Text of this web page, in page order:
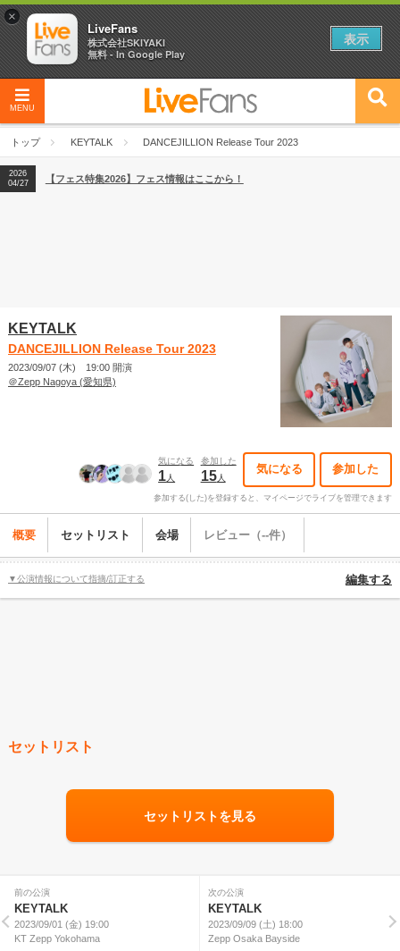
MENU
トップ KEYTALK DANCEJILLION Release Tour 2023
2026
04/27
2026
【ライブ動員ランキング】2026年上半期編発表！
2026
04/27
【フェス特集2026】フェス情報はここから！
KEYTALK
DANCEJILLION Release Tour 2023
2023/09/07 (木) 19:00 開演
＠Zepp Nagoya (愛知県)
気になる
1人
参加した
15人
気になる 参加した
参加する(した)を登録すると、マイページでライブを管理できます
概要 セットリスト 会場 レビュー（--件）
▼公演情報について指摘/訂正する 編集する
セットリスト
セットリストを見る
前の公演
KEYTALK
2023/09/01 (金) 19:00
KT Zepp Yokohama
次の公演
KEYTALK
2023/09/09 (土) 18:00
Zepp Osaka Bayside
×
LiveFans
株式会社SKIYAKI
無料 - In Google Play
表示